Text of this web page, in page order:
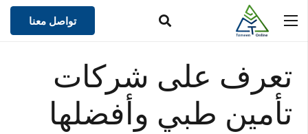
تواصل معنا
تعرف على شركات
تأمين طبي وأفضلها